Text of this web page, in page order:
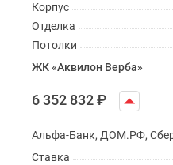
Корпус
Отделка
Потолки
ЖК «Аквилон Верба»
6 352 832₽
Альфа-Банк, ДОМ.РФ,
Ставка